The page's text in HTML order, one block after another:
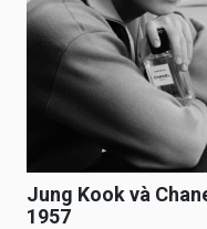
Jung Kook và
1957